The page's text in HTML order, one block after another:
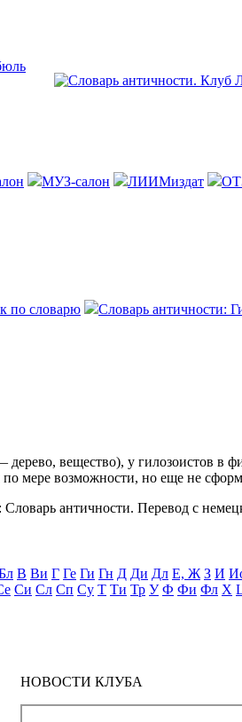
МУЗ-салон ЛИИМиздат
по словарю Словарь античности:
дерево, вещество), у гилозоистов
мере возможности, но еще не
Словарь античности. Перевод с
В Ви Г Ге Ги Гн Д Ди Дл Е, Ж З И
Си Сл Сп Су Т Ти Тр У Ф Фи Фл Х
НОВОСТИ КЛУБА